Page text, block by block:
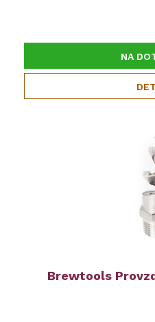
NA
Brewtools